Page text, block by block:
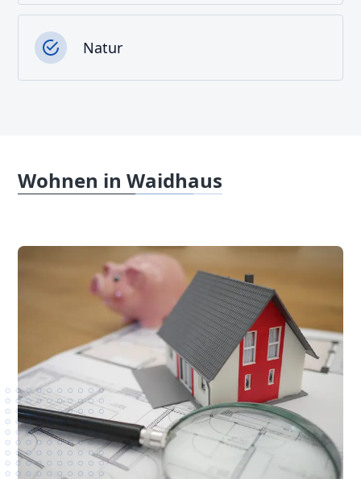
Natur
Wohnen in Waidhaus